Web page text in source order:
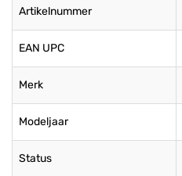
Artikelnummer
EAN UPC
Merk
Modeljaar
Status